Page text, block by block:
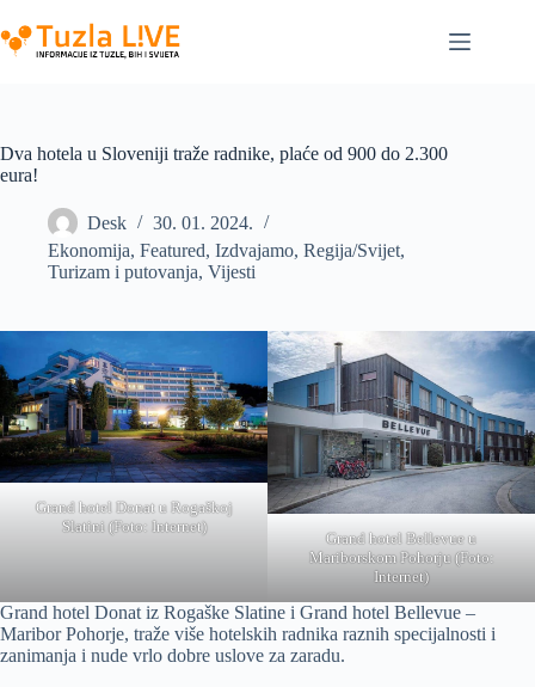
to
content
Dva hotela u Sloveniji traže radnike, plaće od 900 do 2.300
eura!
Desk
30. 01. 2024.
Ekonomija, Featured, Izdvajamo, Regija/Svijet,
Turizam i putovanja, Vijesti
Grand hotel Donat u Rogaškoj
Slatini (Foto: Internet)
Grand hotel Bellevue u
Mariborskom Pohorju (Foto:
Internet)
Grand hotel Donat iz Rogaške Slatine i Grand hotel Bellevue –
Maribor Pohorje, traže više hotelskih radnika raznih specijalnosti i
zanimanja i nude vrlo dobre uslove za zaradu.